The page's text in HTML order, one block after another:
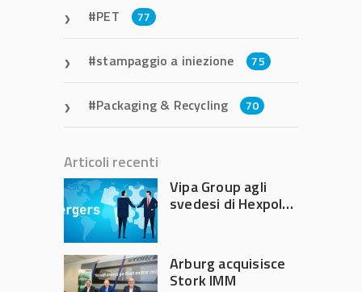
PET 77
stampaggio a iniezione 75
Packaging & Recycling 70
Articoli recenti
Vipa Group agli
svedesi di Hexpol
Arburg acquisisce
Stork IMM